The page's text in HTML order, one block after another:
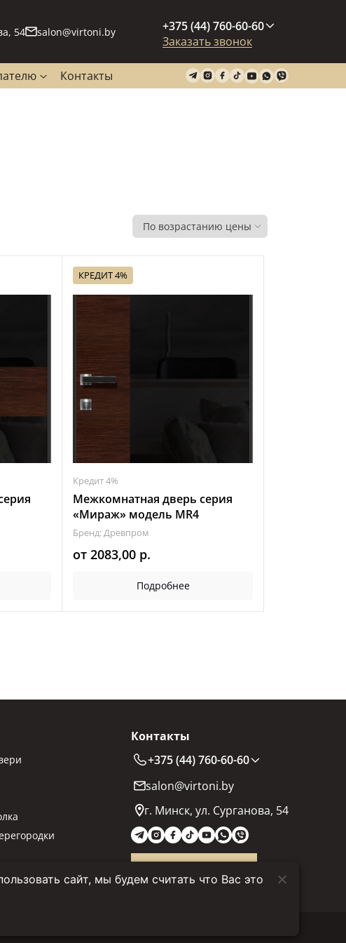
54 salon@virtoni.by
+375 (44) 760-60-60
Заказать звонок
Контакты
КРЕДИТ 4%
Кредит 4%
Межкомнатная дверь серия
«Мираж» модель МR4
Бренд: Древпром
от 2083,00 р.
Подробнее
Контакты
+375 (44) 760-60-60
salon@virtoni.by
г. Минск, ул. Сурганова, 54
сайт, мы будем считать что Вас это